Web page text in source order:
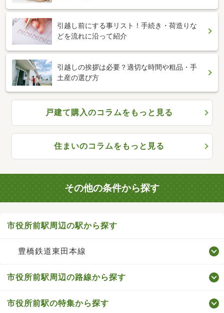
引越し前にする事リスト！手続き・荷造りな
どを流れに沿って紹介
引越しの挨拶は必要？適切な時間や粗品・手
土産の選び方
戸建て購入のコラムをもっと見る
住まいのコラムをもっと見る
その他の条件から探す
市役所前駅周辺の駅から探す
豊橋鉄道東田本線
市役所前駅周辺の路線から探す
市役所前駅の特集から探す